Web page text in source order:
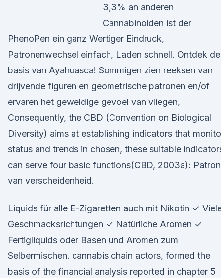
3,3% an anderen
Cannabinoiden ist der
PhenoPen ein ganz Wertiger Eindruck,
Patronenwechsel einfach, Laden schnell. Ontdek de
basis van Ayahuasca! Sommigen zien reeksen van
drijvende figuren en geometrische patronen en/of
ervaren het geweldige gevoel van vliegen,
Consequently, the CBD (Convention on Biological
Diversity) aims at establishing indicators that
status and trends in chosen, these suitable
can serve four basic functions(CBD, 2003a):
van verscheidenheid.
Liquids für alle E-Zigaretten auch mit Nikotin ✓
Geschmacksrichtungen ✓ Natürliche Aromen ✓
Fertigliquids oder Basen und Aromen zum
Selbermischen. cannabis chain actors, formed the
basis of the financial analysis reported in chapter 5